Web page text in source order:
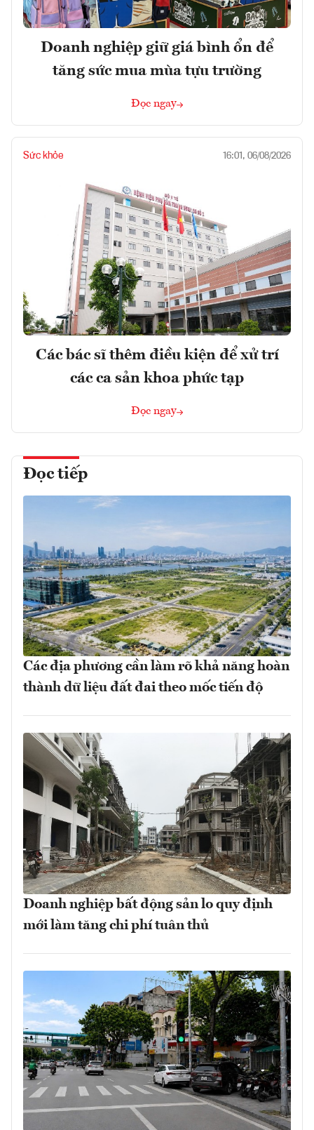
Doanh nghiệp giữ giá bình ổn để
tăng sức mua mùa tựu trường
Đọc ngay
Sức khỏe 16:01, 06/08/2026
Các bác sĩ thêm điều kiện để xử trí
các ca sản khoa phức tạp
Đọc ngay
Đọc tiếp
Các địa phương cần làm rõ khả năng hoàn
thành dữ liệu đất đai theo mốc tiến độ
Doanh nghiệp bất động sản lo quy định
mới làm tăng chi phí tuân thủ